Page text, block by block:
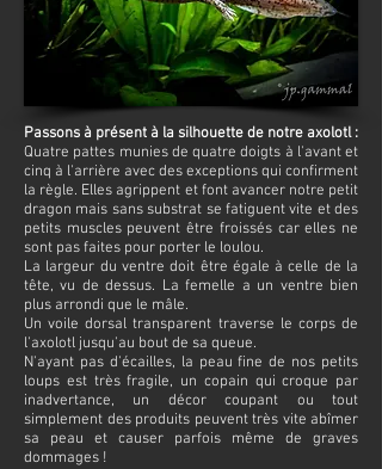
Passons à présent à la silhouette de notre axolotl :
Quatre pattes munies de quatre doigts à l'avant et
cinq à l'arrière avec des exceptions qui confirment
la règle. Elles agrippent et font avancer notre petit
dragon mais sans substrat se fatiguent vite et des
petits muscles peuvent être froissés car elles ne
sont pas faites pour porter le loulou.
La largeur du ventre doit être égale à celle de la
tête, vu de dessus. La femelle a un ventre bien
plus arrondi que le mâle.
Un voile dorsal transparent traverse le corps de
l'axolotl jusqu'au bout de sa queue.
N'ayant pas d'écailles, la peau fine de nos petits
loups est très fragile, un copain qui croque par
inadvertance, un décor coupant ou tout
simplement des produits peuvent très vite abîmer
sa peau et causer parfois même de graves
dommages !